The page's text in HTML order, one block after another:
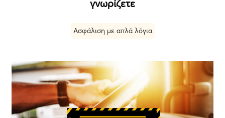
γνωρίζετε
Ασφάλιση με απλά λόγια